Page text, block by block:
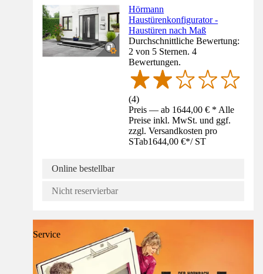
Hörmann
Haustürenkonfigurator -
Haustüren nach Maß
Durchschnittliche Bewertung:
2 von 5 Sternen. 4
Bewertungen.
(4)
Preis — ab 1644,00 € * Alle
Preise inkl. MwSt. und ggf.
zzgl. Versandkosten pro
STab1644,00 €*/ ST
Online bestellbar
Nicht reservierbar
Service